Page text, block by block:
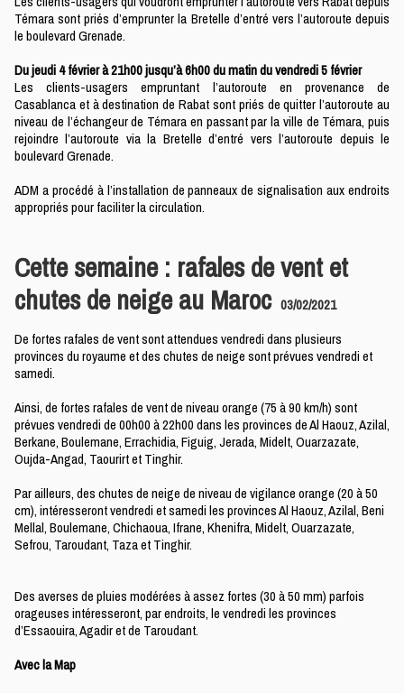
Témara sont priés d’emprunter la Bretelle d’entré vers l’autoroute depuis
le boulevard Grenade.
Du jeudi 4 février à 21h00 jusqu’à 6h00 du matin du vendredi 5 février
Les clients-usagers empruntant l’autoroute en provenance de
Casablanca et à destination de Rabat sont priés de quitter l’autoroute au
niveau de l’échangeur de Témara en passant par la ville de Témara, puis
rejoindre l’autoroute via la Bretelle d’entré vers l’autoroute depuis le
boulevard Grenade.
ADM a procédé à l’installation de panneaux de signalisation aux endroits
appropriés pour faciliter la circulation.
Cette semaine : rafales de vent et
chutes de neige au Maroc 03/02/2021
De fortes rafales de vent sont attendues vendredi dans plusieurs
provinces du royaume et des chutes de neige sont prévues vendredi et
samedi.
Ainsi, de fortes rafales de vent de niveau orange (75 à 90 km/h) sont
prévues vendredi de 00h00 à 22h00 dans les provinces de Al Haouz, Azilal,
Berkane, Boulemane, Errachidia, Figuig, Jerada, Midelt, Ouarzazate,
Oujda-Angad, Taourirt et Tinghir.
Par ailleurs, des chutes de neige de niveau de vigilance orange (20 à 50
cm), intéresseront vendredi et samedi les provinces Al Haouz, Azilal, Beni
Mellal, Boulemane, Chichaoua, Ifrane, Khenifra, Midelt, Ouarzazate,
Sefrou, Taroudant, Taza et Tinghir.
Des averses de pluies modérées à assez fortes (30 à 50 mm) parfois
orageuses intéresseront, par endroits, le vendredi les provinces
d’Essaouira, Agadir et de Taroudant.
Avec la Map